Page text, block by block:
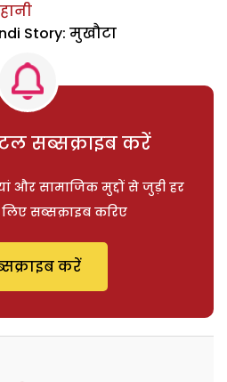
Story: मुखौटा
सब्सक्राइब करें
और सामाजिक मुद्दों से जुड़ी हर
सब्सक्राइब करिए
करें